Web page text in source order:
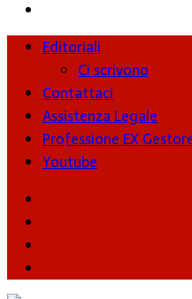
Editoriali
Ci scrivono
Contattaci
Assistenza Legale
Professione EX
Youtube